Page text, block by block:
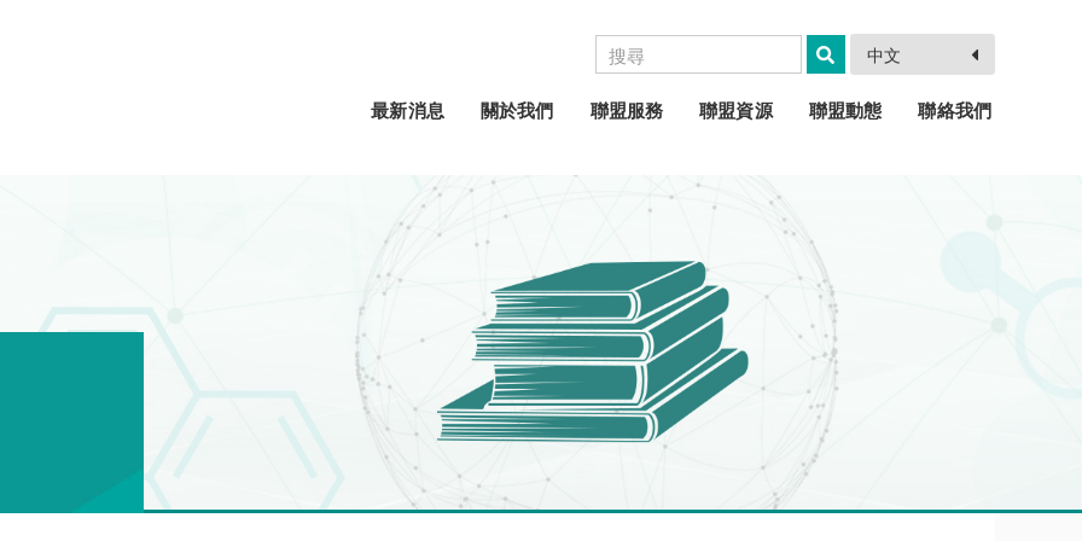
中文
最新消息 關於我們 聯盟服務 聯盟資源 聯盟動態 聯絡我們